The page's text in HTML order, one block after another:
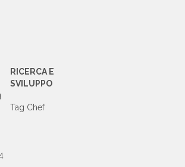
RICERCA E
SVILUPPO
Tag Chef